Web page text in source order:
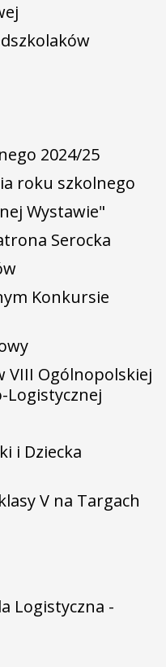
2024/25
roku szkolnego
Wystawie"
Serocka
Konkursie
VIII Ogólnopolskiej
Logistycznej
i Dziecka
V na Targach
Logistyczna -